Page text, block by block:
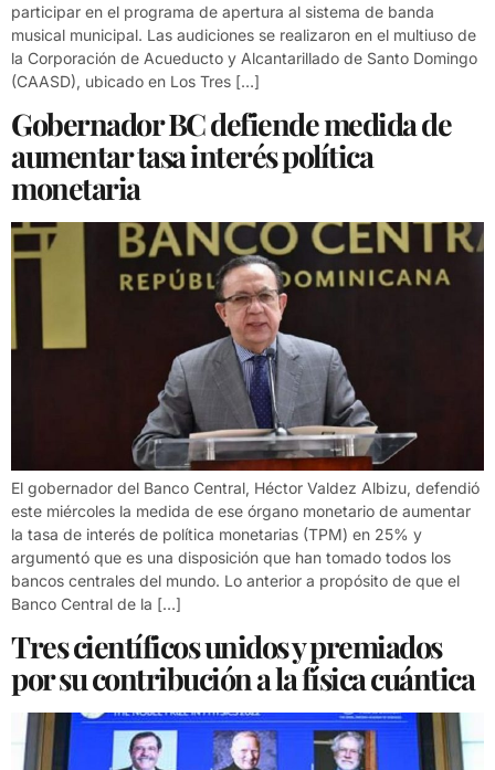
participar en el programa de apertura al sistema de banda
musical municipal. Las audiciones se realizaron en el multiuso de
la Corporación de Acueducto y Alcantarillado de Santo Domingo
(CAASD), ubicado en Los Tres […]
Gobernador BC defiende medida de
aumentar tasa interés política
monetaria
El gobernador del Banco Central, Héctor Valdez Albizu, defendió
este miércoles la medida de ese órgano monetario de aumentar
la tasa de interés de política monetarias (TPM) en 25% y
argumentó que es una disposición que han tomado todos los
bancos centrales del mundo. Lo anterior a propósito de que el
Banco Central de la […]
Tres científicos unidos y premiados
por su contribución a la física cuántica